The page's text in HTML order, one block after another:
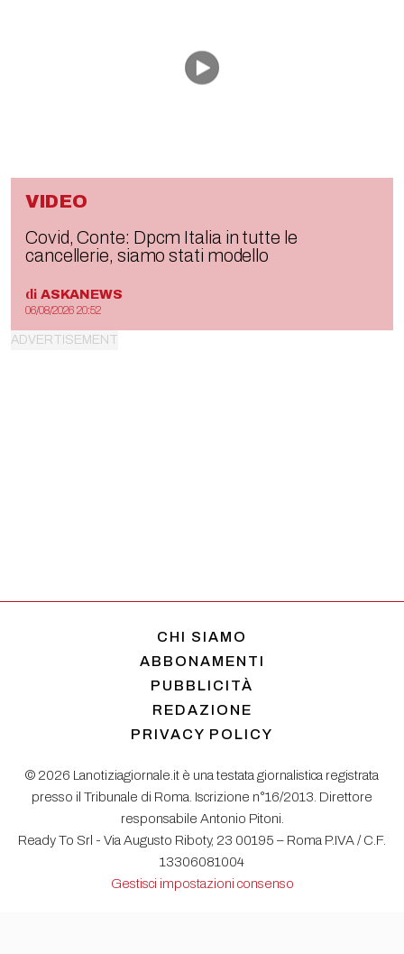
VIDEO
Covid, Conte: Dpcm Italia in tutte le
cancellerie, siamo stati modello
di ASKANEWS
06/08/2026 20:52
CHI SIAMO
ABBONAMENTI
PUBBLICITÀ
REDAZIONE
PRIVACY POLICY
© 2026 Lanotiziagiornale.it è una testata giornalistica registrata
presso il Tribunale di Roma. Iscrizione n°16/2013. Direttore
responsabile Antonio Pitoni.
Ready To Srl - Via Augusto Riboty, 23 00195 – Roma P.IVA / C.F.
13306081004
Gestisci impostazioni consenso